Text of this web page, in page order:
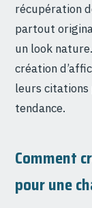
récupération
partout
un look
création
leurs
tendance.
Comment
pour une